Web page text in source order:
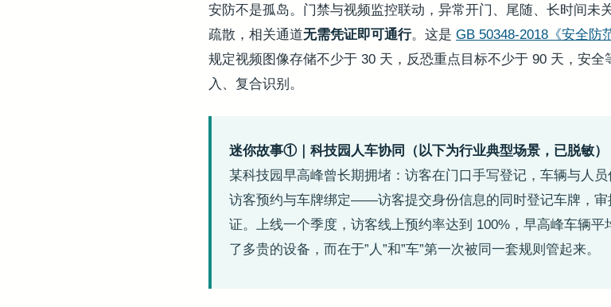
安防不是孤岛。门禁与视频监控联动，异常开门、尾随、长时间未
疏散，相关通道无需凭证即可通行。这是 GB 50348-2018《安全防
规定视频图像存储不少于 30 天，反恐重点目标不少于 90 天，安
入、复合识别。
迷你故事①｜科技园人车协同（以下为行业典型场景，已脱敏）
某科技园早高峰曾长期拥堵：访客在门口手写登记，车辆与人
访客预约与车牌绑定——访客提交身份信息的同时登记车牌，
证。上线一个季度，访客线上预约率达到 100%，早高峰车辆
了多贵的设备，而在于”人”和”车”第一次被同一套规则管起来。